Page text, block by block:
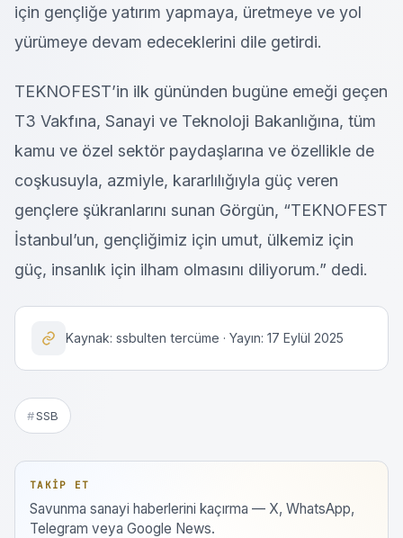
için gençliğe yatırım yapmaya, üretmeye ve yol
yürümeye devam edeceklerini dile getirdi.
TEKNOFEST’in ilk gününden bugüne emeği geçen
T3 Vakfına, Sanayi ve Teknoloji Bakanlığına, tüm
kamu ve özel sektör paydaşlarına ve özellikle de
coşkusuyla, azmiyle, kararlılığıyla güç veren
gençlere şükranlarını sunan Görgün, “TEKNOFEST
İstanbul’un, gençliğimiz için umut, ülkemiz için
güç, insanlık için ilham olmasını diliyorum.” dedi.
Kaynak: ssbulten tercüme · Yayın: 17 Eylül 2025
SSB
TAKIP ET
Savunma sanayi haberlerini kaçırma — X, WhatsApp,
Telegram veya Google News.